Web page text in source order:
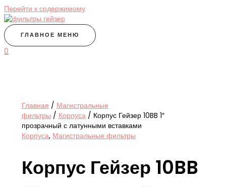
Перейти к содержимому
ГЛАВНОЕ МЕНЮ
0
Главная / Магистральные
фильтры / Корпуса/ Корпус Гейзер 10BB 1″
прозрачный с латунными вставками
Корпуса, Магистральные фильтры
Корпус Гейзер 10BB